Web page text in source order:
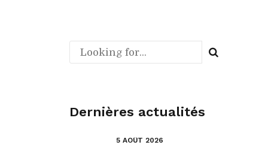
Dernières actualités
5 AOÛT 2026